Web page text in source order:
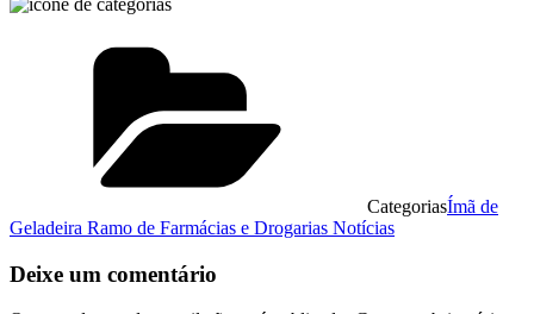
CategoriasÍmã de
Geladeira Ramo de Farmácias e Drogarias Notícias
Deixe um comentário